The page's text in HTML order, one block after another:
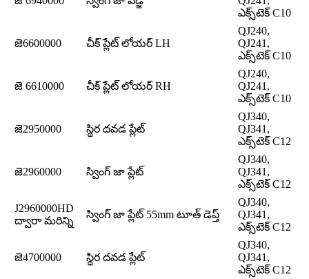
ఎక్స్‌టెక్ C10
జె6600000 చీక్ ప్లేట్ లోయర్ LH
QJ240,
QJ241,
ఎక్స్‌టెక్ C10
జె 6610000 చీక్ ప్లేట్ లోయర్ RH
QJ240,
QJ241,
ఎక్స్‌టెక్ C10
జె2950000 స్థిర దవడ ప్లేట్
QJ340,
QJ341,
ఎక్స్‌టెక్ C12
జె2960000 స్వింగ్ జా ప్లేట్
QJ340,
QJ341,
ఎక్స్‌టెక్ C12
J2960000HD
ద్వారా మరిన్ని
స్వింగ్ జా ప్లేట్ 55mm టూత్ డెప్త్
QJ340,
QJ341,
ఎక్స్‌టెక్ C12
జె4700000 స్థిర దవడ ప్లేట్
QJ340,
QJ341,
ఎక్స్‌టెక్ C12